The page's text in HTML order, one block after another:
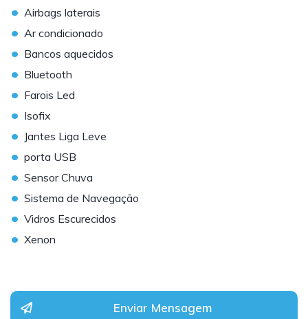
• Airbags laterais
• Ar condicionado
• Bancos aquecidos
• Bluetooth
• Farois Led
• Isofix
• Jantes Liga Leve
• porta USB
• Sensor Chuva
• Sistema de Navegação
• Vidros Escurecidos
• Xenon
Enviar Mensagem